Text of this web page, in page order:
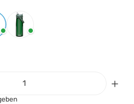
klar
Waldgrün